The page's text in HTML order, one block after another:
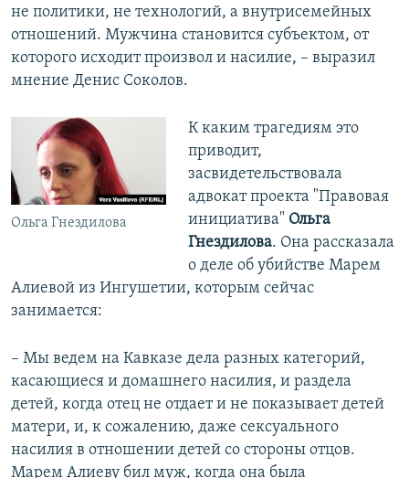
не политики, не технологий, а внутрисемейных
отношений. Мужчина становится субъектом, от
которого исходит произвол и насилие, – выразил
мнение Денис Соколов.
Ольга Гнездилова
К каким трагедиям это
приводит,
засвидетельствовала
адвокат проекта "Правовая
инициатива" Ольга
Гнездилова. Она рассказала
о деле об убийстве Марем
Алиевой из Ингушетии, которым сейчас
занимается:
– Мы ведем на Кавказе дела разных категорий,
касающиеся и домашнего насилия, и раздела
детей, когда отец не отдает и не показывает детей
матери, и, к сожалению, даже сексуального
насилия в отношении детей со стороны отцов.
Марем Алиеву бил муж, когда она была